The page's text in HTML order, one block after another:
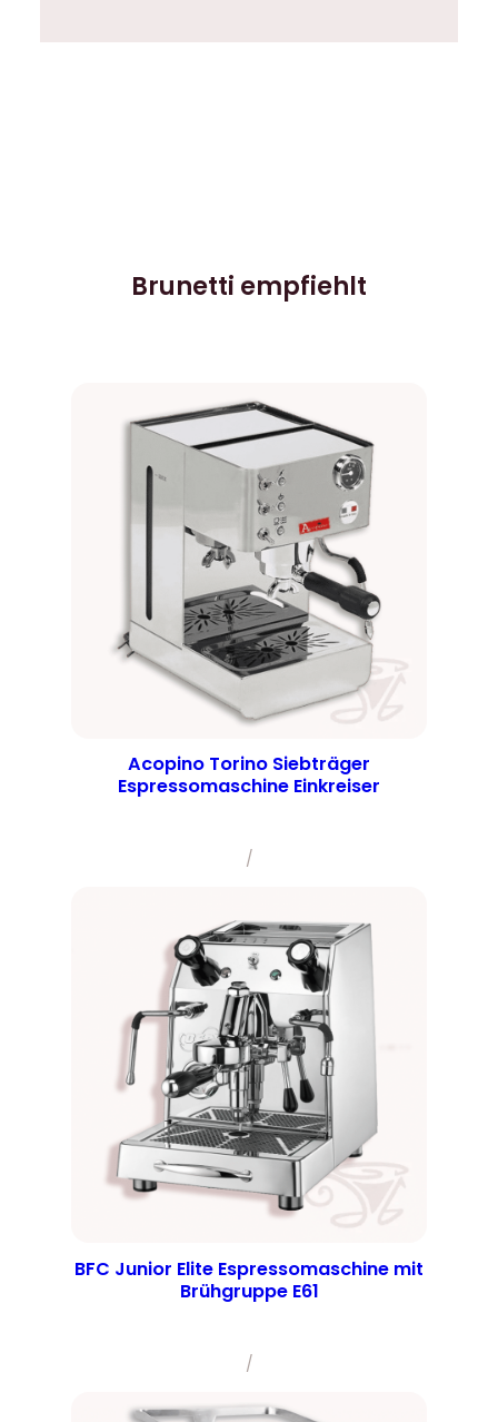
Brunetti empfiehlt
Acopino Torino Siebträger
Espressomaschine Einkreiser
/
BFC Junior Elite Espressomaschine mit
Brühgruppe E61
/